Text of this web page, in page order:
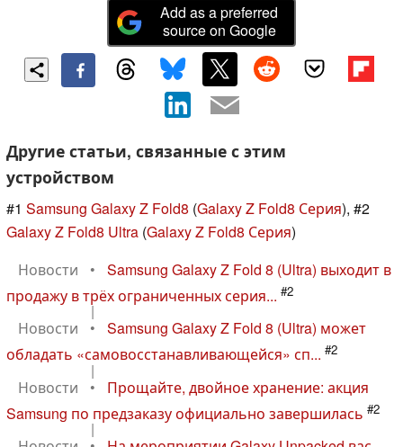
Add as a preferred
source on Google
Другие статьи, связанные с этим
устройством
#1 Samsung Galaxy Z Fold8 (Galaxy Z Fold8 Серия), #2
Galaxy Z Fold8 Ultra (Galaxy Z Fold8 Серия)
Новости
•
Samsung Galaxy Z Fold 8 (Ultra) выходит в
продажу в трёх ограниченных серия... #2
|
Новости
•
Samsung Galaxy Z Fold 8 (Ultra) может
обладать «самовосстанавливающейся» сп... #2
|
Новости
•
Прощайте, двойное хранение: акция
Samsung по предзаказу официально завершилась #2
|